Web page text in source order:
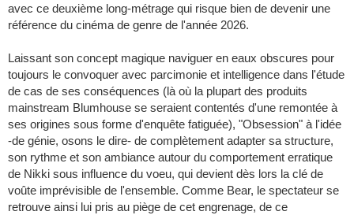
avec ce deuxième long-métrage qui risque bien de devenir une
référence du cinéma de genre de l'année 2026.
Laissant son concept magique naviguer en eaux obscures pour
toujours le convoquer avec parcimonie et intelligence dans l'étude
de cas de ses conséquences (là où la plupart des produits
mainstream Blumhouse se seraient contentés d'une remontée à
ses origines sous forme d'enquête fatiguée), "Obsession" à l'idée
-de génie, osons le dire- de complètement adapter sa structure,
son rythme et son ambiance autour du comportement erratique
de Nikki sous influence du voeu, qui devient dès lors la clé de
voûte imprévisible de l'ensemble. Comme Bear, le spectateur se
retrouve ainsi lui pris au piège de cet engrenage, de ce